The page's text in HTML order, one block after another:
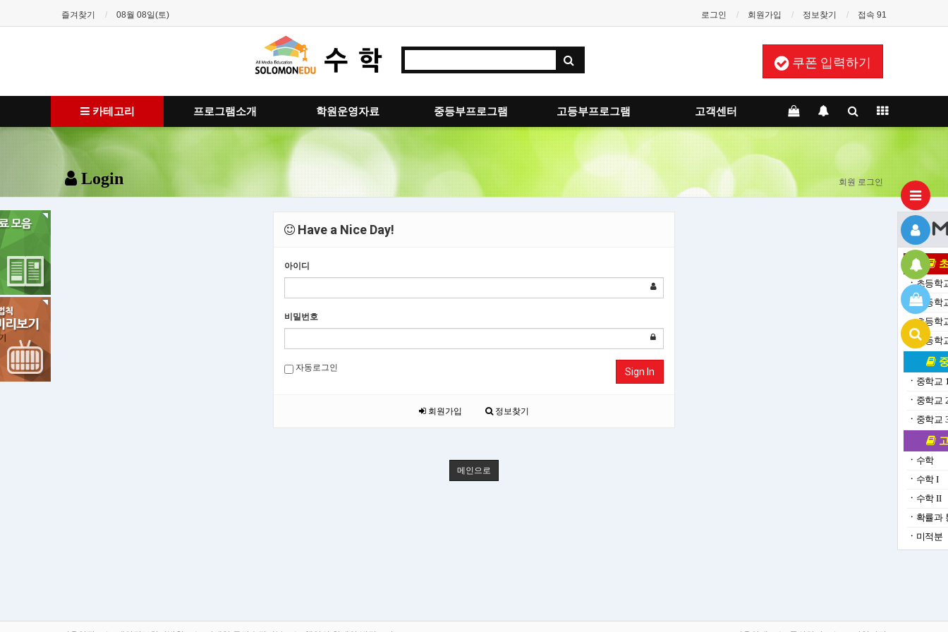
즐겨찾기 08월 08일(토) 로그인 회원가입 정보찾기 접속 91
쿠폰 입력하기
카테고리 프로그램소개 학원운영자료 중등부프로그램 고등부프로그램 고객센터
Login 회원 로그인
ㆍ초등학
ㆍ초등학
ㆍ초등학
ㆍ초등학
ㆍ 중학교
ㆍ 중학교
ㆍ 중학교
ㆍ 수학
ㆍ 수학 I
ㆍ 수학 II
ㆍ 확률과
ㆍ 미적분
Have a Nice Day!
아이디
비밀번호
자동로그인 Sign In
회원가입 정보찾기
메인으로